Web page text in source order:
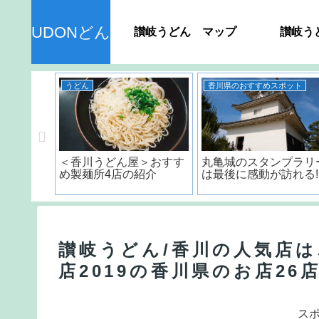
UDONどん 讃岐うどん マップ 讃岐
うどん
＜香川うどん屋＞おすす
め製麺所4店の紹介
香川県のおすすめスポット
丸亀城のスタンプラリ
は最後に感動が訪れる
讃岐うどん/香川の人気店
店2019の香川県のお店26
ス